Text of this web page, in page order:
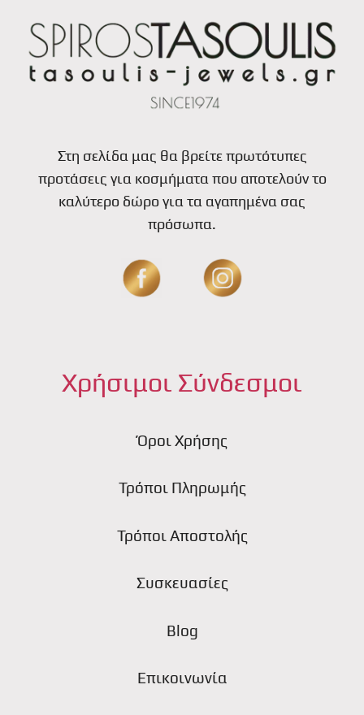
Στη σελίδα μας θα βρείτε πρωτότυπες
προτάσεις για κοσμήματα που αποτελούν το
καλύτερο δώρο για τα αγαπημένα σας
πρόσωπα.
Χρήσιμοι Σύνδεσμοι
Όροι Χρήσης
Τρόποι Πληρωμής
Τρόποι Αποστολής
Συσκευασίες
Blog
Επικοινωνία